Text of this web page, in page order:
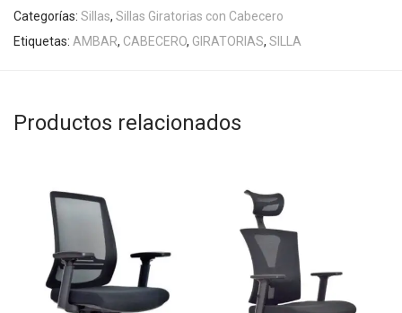
Categorías: Sillas, Sillas Giratorias con Cabecero
Etiquetas: AMBAR, CABECERO, GIRATORIAS, SILLA
Productos relacionados